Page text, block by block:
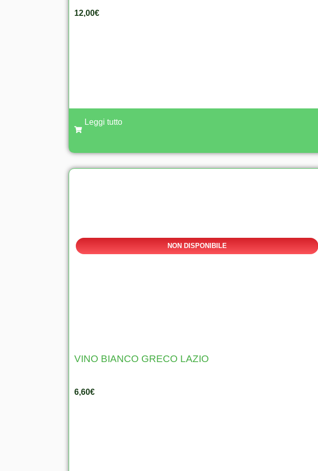
12,00€
Leggi tutto
NON DISPONIBILE
VINO BIANCO GRECO LAZIO
6,60€